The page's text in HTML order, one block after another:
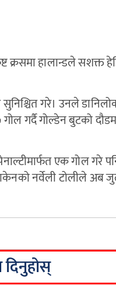
हालान्डले सशक्त
गरे। उनले
गर्दै गोल्डेन बुटको
एक गोल गरे
नर्वेली टोलीले अब
दिनुहोस्